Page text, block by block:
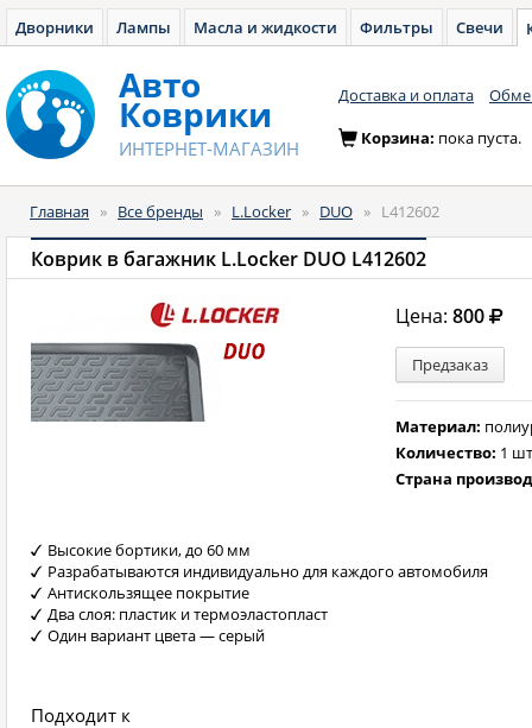
Дворники Лампы Масла и жидкости Фильтры Свечи
Авто
Коврики
ИНТЕРНЕТ-МАГАЗИН
Доставка и оплата
Корзина: пока пуста.
Главная » Все бренды » L.Locker » DUO » L412602
Коврик в багажник L.Locker DUO L412602
Цена:800
Предзаказ
Материал:
Количество: 1
Страна
Высокие бортики, до 60 мм
Разрабатываются индивидуально для каждого автомобиля
Антискользящее покрытие
Два слоя: пластик и термоэластопласт
Один вариант цвета — серый
Подходит к